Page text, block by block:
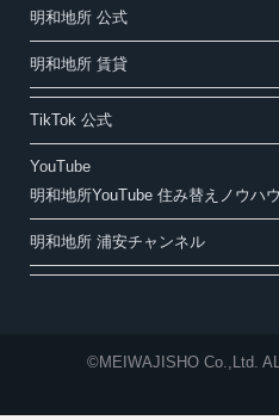
明和地所 公式
明和地所 賃貸
TikTok 公式
YouTube
明和地所YouTube 住み替えノウハ
明和地所 浦安チャンネル
©MEIWAJISHO Co.,Ltd.